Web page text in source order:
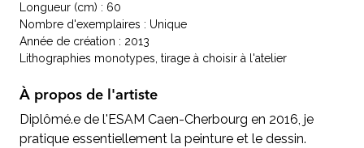
Longueur (cm) : 60
Nombre d'exemplaires : Unique
Année de création : 2013
Lithographies monotypes, tirage à choisir à l'atelier
À propos de l'artiste
Diplômé.e de l'ESAM Caen-Cherbourg en 2016, je
pratique essentiellement la peinture et le dessin.